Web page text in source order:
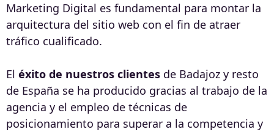
Marketing Digital es fundamental para montar la
arquitectura del sitio web con el fin de atraer
tráfico cualificado.
El éxito de nuestros clientes de Badajoz y resto
de España se ha producido gracias al trabajo de la
agencia y el empleo de técnicas de
posicionamiento para superar a la competencia y